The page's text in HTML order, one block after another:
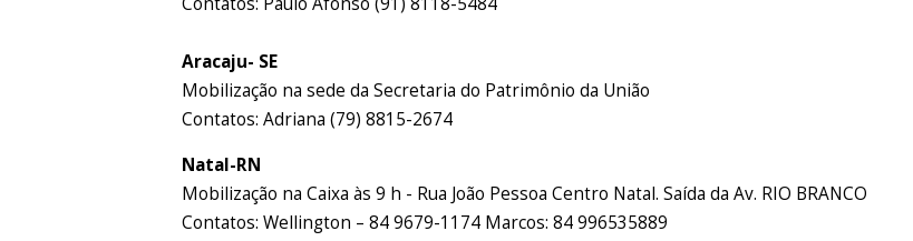
Aracaju- SE
Mobilização na sede da Secretaria do Patrimônio da União
Contatos: Adriana (79) 8815-2674
Natal-RN
Mobilização na Caixa às 9 h - Rua João Pessoa Centro Natal. Saída da Av. RIO BRANCO
Contatos: Wellington – 84 9679-1174 Marcos: 84 996535889